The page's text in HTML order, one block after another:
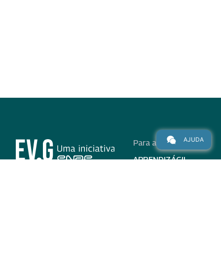
Para alunos
APRENDIZÁGIL
AJUDA